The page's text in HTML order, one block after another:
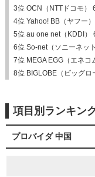
3位 OCN（NTTドコモ）
4位 Yahoo! BB（ヤフー
5位 au one net（KDDI）
6位 So-net（ソニーネッ
7位 MEGA EGG（エネコ
8位 BIGLOBE（ビッグロ
項目別ランキン
プロバイダ 中国